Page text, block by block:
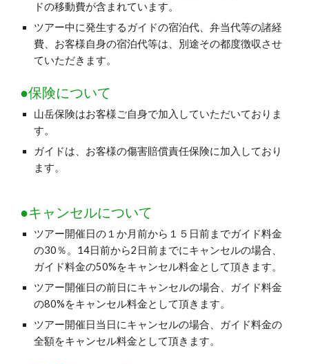
ドの移動費が含まれています。
ツアー中に発生するガイドの宿泊代、弁当代等の諸経
費、お客様自身の宿泊代等は、別途その都度徴収させ
ていただきます。
●保険について
山岳保険はお客様ご自身で加入していただいておりま
す。
ガイドは、お客様の傷害賠償責任保険に加入しており
ます。
●キャンセルについて
ツアー開催日の１か月前から１５日前までガイド料金
の30％。14日前から2日前までにキャンセルの場合、
ガイド料金の50%をキャンセル料金として頂きます。
ツアー開催日の前日にキャンセルの場合、ガイド料金
の80%をキャンセル料金として頂きます。
ツアー開催日当日にキャンセルの場合、ガイド料金の
全額をキャンセル料金として頂きます。